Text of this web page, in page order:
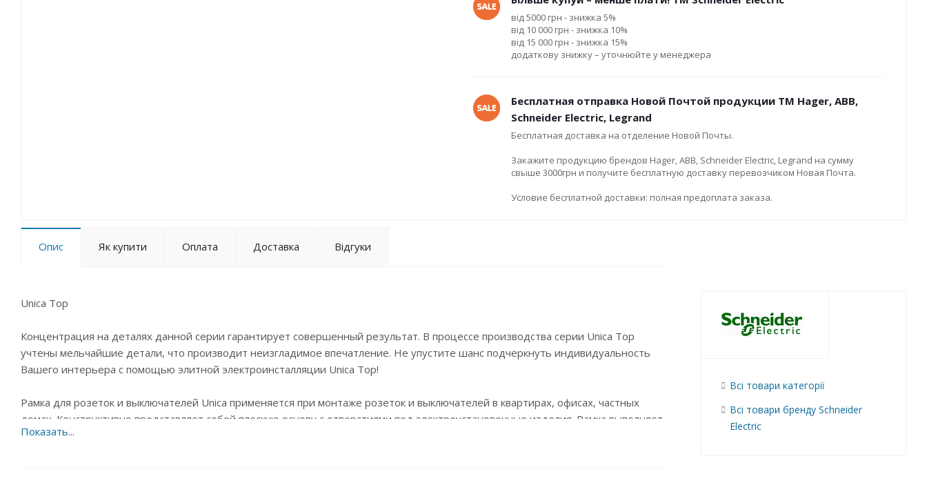
від 5000 грн - знижка 5%
від 10 000 грн - знижка 10%
від 15 000 грн - знижка 15%
додаткову знижку – уточнюйте у менеджера
Бесплатная отправка Новой Почтой продукции ТМ Hager, ABB,
Schneider Electric, Legrand
Бесплатная доставка на отделение Новой Почты.
Закажите продукцию брендов Hager, ABB, Schneider Electric, Legrand на сумму
свыше 3000грн и получите бесплатную доставку перевозчиком Новая Почта.
Условие бесплатной доставки: полная предоплата заказа.
Опис Як купити Оплата Доставка Відгуки
Unica Top
Концентрация на деталях данной серии гарантирует совершенный результат. В процессе производства серии Unica Top
учтены мельчайшие детали, что производит неизгладимое впечатление. Не упустите шанс подчеркнуть индивидуальность
Вашего интерьера с помощью элитной электроинсталляции Unica Top!
Рамка для розеток и выключателей Unica применяется при монтаже розеток и выключателей в квартирах, офисах, частных
домах. Конструктивно представляет собой плоскую основу с отверстиями под электроустановочные изделия. Рамка выполняет
защитную и декоративную функцию, маскирует электрические коммуникации, надежно фиксирует устройство, скрывает
Всі товари категорії
Всі товари бренду Schneider
Electric